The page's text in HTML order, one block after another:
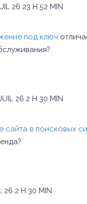
26 23 H 52 MIN
под ключ
26 2 H 30 MIN
сайта в поисковых
26 2 H 30 MIN